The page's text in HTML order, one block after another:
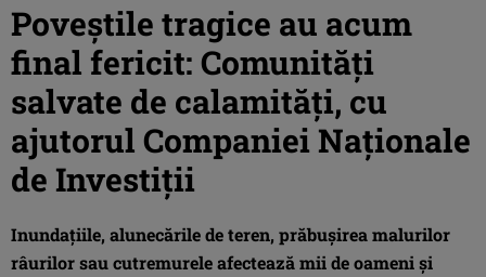
Poveştile tragice au acum
final fericit: Comunităţi
salvate de calamităţi, cu
ajutorul Companiei Naţionale
de Investiţii
Inundațiile, alunecările de teren, prăbușirea malurilor
râurilor sau cutremurele afectează mii de oameni și